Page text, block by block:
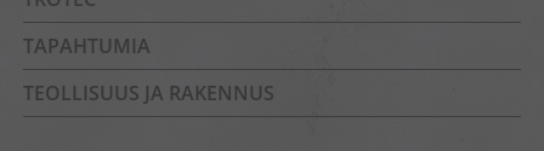
TAPAHTUMIA
TEOLLISUUS JA RAKENNUS